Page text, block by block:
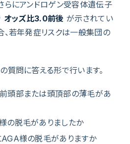
にアンドロゲン受容体遺伝子
オッズ比3.0前後 が示されてい
、若年発症リスクは一般集団の
質問に答える形で行います。
頭部または頭頂部の薄毛があ
の脱毛がありましたか
様の脱毛がありますか